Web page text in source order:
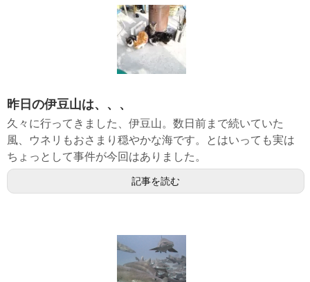
昨日の伊豆山は、、、
久々に行ってきました、伊豆山。数日前まで続いていた
風、ウネリもおさまり穏やかな海です。とはいっても実は
ちょっとして事件が今回はありました。
記事を読む